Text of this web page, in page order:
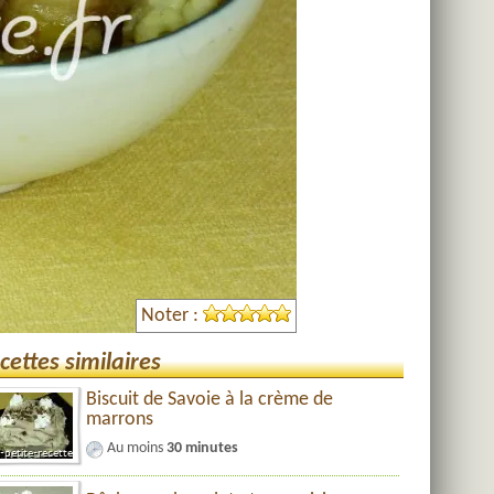
Noter :
similaires
Biscuit de Savoie à la crème de
marrons
Au moins 30 minutes